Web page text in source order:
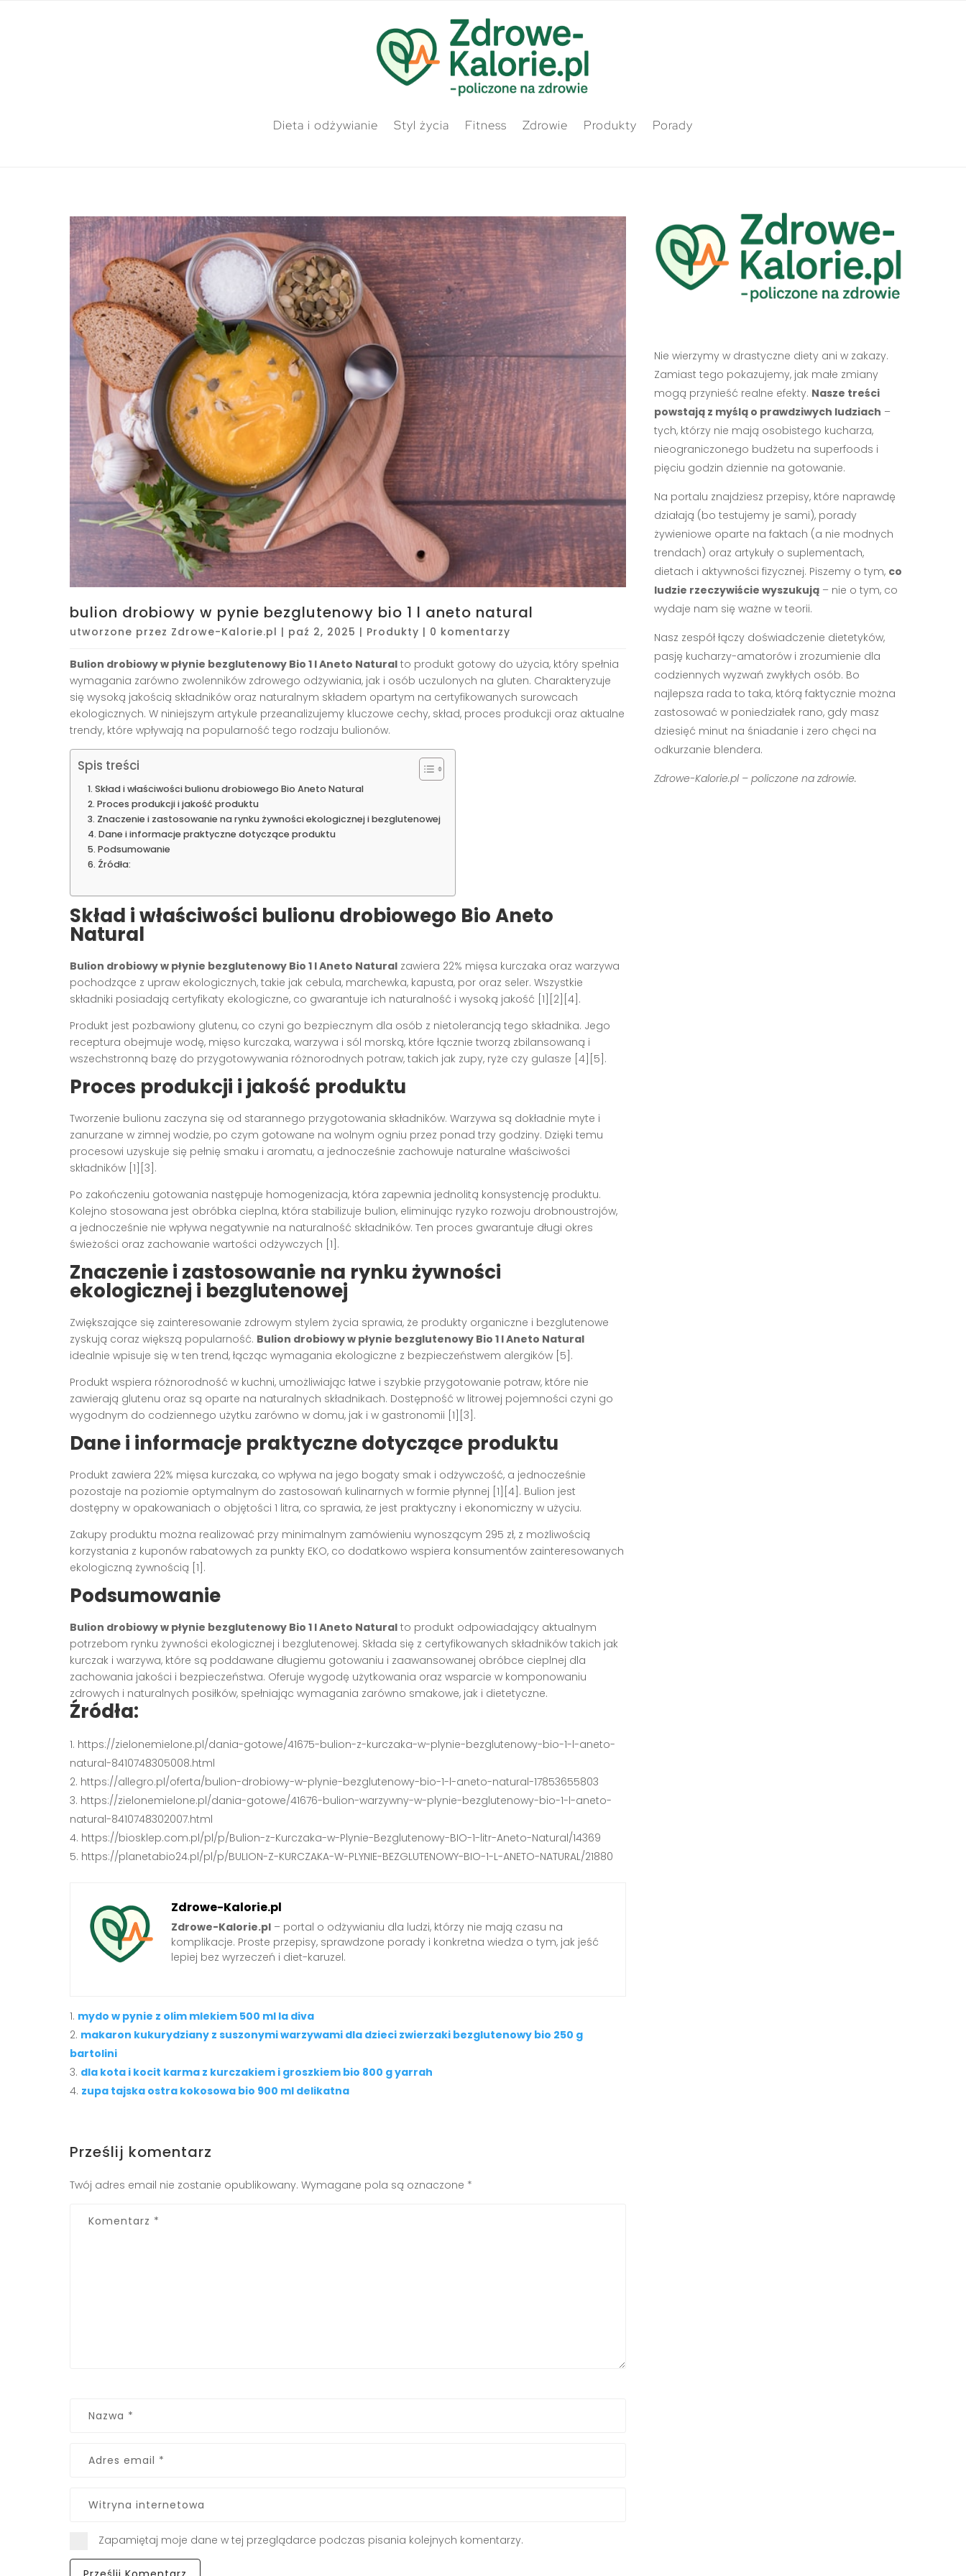
Dieta i odżywianie Styl życia Fitness Zdrowie Produkty Porady
bulion drobiowy w pynie bezglutenowy bio 1 l aneto natural
utworzone przez Zdrowe-Kalorie.pl | paź 2, 2025 | Produkty | 0 komentarzy
Bulion drobiowy w płynie bezglutenowy Bio 1 l Aneto Natural to produkt gotowy do użycia, który spełnia
wymagania zarówno zwolenników zdrowego odżywiania, jak i osób uczulonych na gluten. Charakteryzuje
się wysoką jakością składników oraz naturalnym składem opartym na certyfikowanych surowcach
ekologicznych. W niniejszym artykule przeanalizujemy kluczowe cechy, skład, proces produkcji oraz aktualne
trendy, które wpływają na popularność tego rodzaju bulionów.
Spis treści
Skład i właściwości bulionu drobiowego Bio Aneto Natural
Proces produkcji i jakość produktu
Znaczenie i zastosowanie na rynku żywności ekologicznej i bezglutenowej
Dane i informacje praktyczne dotyczące produktu
Podsumowanie
Źródła:
Skład i właściwości bulionu drobiowego Bio Aneto
Natural
Bulion drobiowy w płynie bezglutenowy Bio 1 l Aneto Natural zawiera 22% mięsa kurczaka oraz warzywa
pochodzące z upraw ekologicznych, takie jak cebula, marchewka, kapusta, por oraz seler. Wszystkie
składniki posiadają certyfikaty ekologiczne, co gwarantuje ich naturalność i wysoką jakość [1][2][4].
Produkt jest pozbawiony glutenu, co czyni go bezpiecznym dla osób z nietolerancją tego składnika. Jego
receptura obejmuje wodę, mięso kurczaka, warzywa i sól morską, które łącznie tworzą zbilansowaną i
wszechstronną bazę do przygotowywania różnorodnych potraw, takich jak zupy, ryże czy gulasze [4][5].
Proces produkcji i jakość produktu
Tworzenie bulionu zaczyna się od starannego przygotowania składników. Warzywa są dokładnie myte i
zanurzane w zimnej wodzie, po czym gotowane na wolnym ogniu przez ponad trzy godziny. Dzięki temu
procesowi uzyskuje się pełnię smaku i aromatu, a jednocześnie zachowuje naturalne właściwości
składników [1][3].
Po zakończeniu gotowania następuje homogenizacja, która zapewnia jednolitą konsystencję produktu.
Kolejno stosowana jest obróbka cieplna, która stabilizuje bulion, eliminując ryzyko rozwoju drobnoustrojów,
a jednocześnie nie wpływa negatywnie na naturalność składników. Ten proces gwarantuje długi okres
świeżości oraz zachowanie wartości odżywczych [1].
Znaczenie i zastosowanie na rynku żywności
ekologicznej i bezglutenowej
Zwiększające się zainteresowanie zdrowym stylem życia sprawia, że produkty organiczne i bezglutenowe
zyskują coraz większą popularność. Bulion drobiowy w płynie bezglutenowy Bio 1 l Aneto Natural
idealnie wpisuje się w ten trend, łącząc wymagania ekologiczne z bezpieczeństwem alergików [5].
Produkt wspiera różnorodność w kuchni, umożliwiając łatwe i szybkie przygotowanie potraw, które nie
zawierają glutenu oraz są oparte na naturalnych składnikach. Dostępność w litrowej pojemności czyni go
wygodnym do codziennego użytku zarówno w domu, jak i w gastronomii [1][3].
Dane i informacje praktyczne dotyczące produktu
Produkt zawiera 22% mięsa kurczaka, co wpływa na jego bogaty smak i odżywczość, a jednocześnie
pozostaje na poziomie optymalnym do zastosowań kulinarnych w formie płynnej [1][4]. Bulion jest
dostępny w opakowaniach o objętości 1 litra, co sprawia, że jest praktyczny i ekonomiczny w użyciu.
Zakupy produktu można realizować przy minimalnym zamówieniu wynoszącym 295 zł, z możliwością
korzystania z kuponów rabatowych za punkty EKO, co dodatkowo wspiera konsumentów zainteresowanych
ekologiczną żywnością [1].
Podsumowanie
Bulion drobiowy w płynie bezglutenowy Bio 1 l Aneto Natural to produkt odpowiadający aktualnym
potrzebom rynku żywności ekologicznej i bezglutenowej. Składa się z certyfikowanych składników takich jak
kurczak i warzywa, które są poddawane długiemu gotowaniu i zaawansowanej obróbce cieplnej dla
zachowania jakości i bezpieczeństwa. Oferuje wygodę użytkowania oraz wsparcie w komponowaniu
zdrowych i naturalnych posiłków, spełniając wymagania zarówno smakowe, jak i dietetyczne.
Źródła:
https://zielonemielone.pl/dania-gotowe/41675-bulion-z-kurczaka-w-plynie-bezglutenowy-bio-1-l-aneto-
natural-8410748305008.html
https://allegro.pl/oferta/bulion-drobiowy-w-plynie-bezglutenowy-bio-1-l-aneto-natural-17853655803
https://zielonemielone.pl/dania-gotowe/41676-bulion-warzywny-w-plynie-bezglutenowy-bio-1-l-aneto-
natural-8410748302007.html
https://biosklep.com.pl/pl/p/Bulion-z-Kurczaka-w-Plynie-Bezglutenowy-BIO-1-litr-Aneto-Natural/14369
https://planetabio24.pl/pl/p/BULION-Z-KURCZAKA-W-PLYNIE-BEZGLUTENOWY-BIO-1-L-ANETO-NATURAL/21880
Zdrowe-Kalorie.pl
Zdrowe-Kalorie.pl – portal o odżywianiu dla ludzi, którzy nie mają czasu na
komplikacje. Proste przepisy, sprawdzone porady i konkretna wiedza o tym, jak jeść
lepiej bez wyrzeczeń i diet-karuzel.
mydo w pynie z olim mlekiem 500 ml la diva
makaron kukurydziany z suszonymi warzywami dla dzieci zwierzaki bezglutenowy bio 250 g
bartolini
dla kota i kocit karma z kurczakiem i groszkiem bio 800 g yarrah
zupa tajska ostra kokosowa bio 900 ml delikatna
Prześlij komentarz
Twój adres email nie zostanie opublikowany. Wymagane pola są oznaczone *
Zapamiętaj moje dane w tej przeglądarce podczas pisania kolejnych komentarzy.
Nie wierzymy w drastyczne diety ani w zakazy.
Zamiast tego pokazujemy, jak małe zmiany
mogą przynieść realne efekty. Nasze treści
powstają z myślą o prawdziwych ludziach –
tych, którzy nie mają osobistego kucharza,
nieograniczonego budżetu na superfoods i
pięciu godzin dziennie na gotowanie.
Na portalu znajdziesz przepisy, które naprawdę
działają (bo testujemy je sami), porady
żywieniowe oparte na faktach (a nie modnych
trendach) oraz artykuły o suplementach,
dietach i aktywności fizycznej. Piszemy o tym, co
ludzie rzeczywiście wyszukują– nie o tym, co
wydaje nam się ważne w teorii.
Nasz zespół łączy doświadczenie dietetyków,
pasję kucharzy-amatorów i zrozumienie dla
codziennych wyzwań zwykłych osób. Bo
najlepsza rada to taka, którą faktycznie można
zastosować w poniedziałek rano, gdy masz
dziesięć minut na śniadanie i zero chęci na
odkurzanie blendera.
Zdrowe-Kalorie.pl – policzone na zdrowie.